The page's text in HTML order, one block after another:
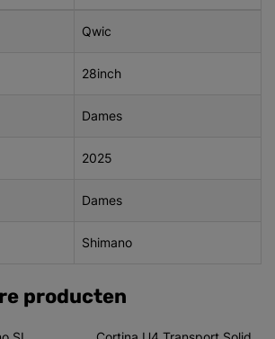
Qwic
28inch
Dames
2025
Dames
Shimano
producten